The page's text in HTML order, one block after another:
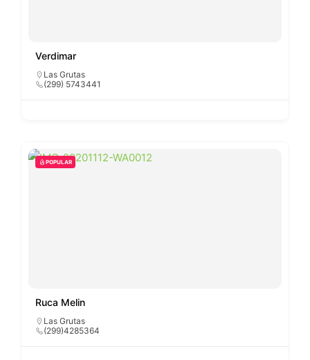
Verdimar
Las Grutas
(299) 5743441
POPULAR
Ruca Melin
Las Grutas
(299)4285364